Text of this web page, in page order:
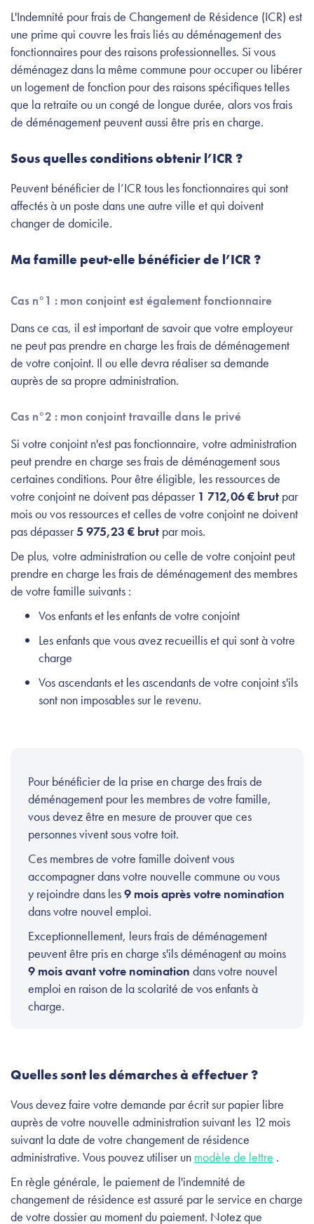
L'Indemnité pour frais de Changement de Résidence (ICR) est
une prime qui couvre les frais liés au déménagement des
fonctionnaires pour des raisons professionnelles. Si vous
déménagez dans la même commune pour occuper ou libérer
un logement de fonction pour des raisons spécifiques telles
que la retraite ou un congé de longue durée, alors vos frais
de déménagement peuvent aussi être pris en charge.
Sous quelles conditions obtenir l’ICR ?
Peuvent bénéficier de l’ICR tous les fonctionnaires qui sont
affectés à un poste dans une autre ville et qui doivent
changer de domicile.
Ma famille peut-elle bénéficier de l’ICR ?
Cas n°1 : mon conjoint est également fonctionnaire
Dans ce cas, il est important de savoir que votre employeur
ne peut pas prendre en charge les frais de déménagement
de votre conjoint. Il ou elle devra réaliser sa demande
auprès de sa propre administration.
Cas n°2 : mon conjoint travaille dans le privé
Si votre conjoint n'est pas fonctionnaire, votre administration
peut prendre en charge ses frais de déménagement sous
certaines conditions. Pour être éligible, les ressources de
votre conjoint ne doivent pas dépasser1 712,06 € brut par
mois ou vos ressources et celles de votre conjoint ne doivent
pas dépasser5 975,23 € brut par mois.
De plus, votre administration ou celle de votre conjoint peut
prendre en charge les frais de déménagement des membres
de votre famille suivants :
Vos enfants et les enfants de votre conjoint
Les enfants que vous avez recueillis et qui sont à votre
charge
Vos ascendants et les ascendants de votre conjoint s'ils
sont non imposables sur le revenu.
Pour bénéficier de la prise en charge des frais de
déménagement pour les membres de votre famille,
vous devez être en mesure de prouver que ces
personnes vivent sous votre toit.
Ces membres de votre famille doivent vous
accompagner dans votre nouvelle commune ou vous
y rejoindre dans les9 mois après votre nomination
dans votre nouvel emploi.
Exceptionnellement, leurs frais de déménagement
peuvent être pris en charge s'ils déménagent au moins
9 mois avant votre nomination dans votre nouvel
emploi en raison de la scolarité de vos enfants à
charge.
Quelles sont les démarches à effectuer ?
Vous devez faire votre demande par écrit sur papier libre
auprès de votre nouvelle administration suivant les 12 mois
suivant la date de votre changement de résidence
administrative. Vous pouvez utiliser un modèle de lettre .
En règle générale, le paiement de l'indemnité de
changement de résidence est assuré par le service en charge
de votre dossier au moment du paiement. Notez que